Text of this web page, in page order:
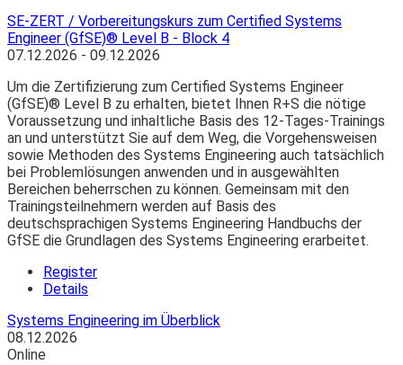
SE-ZERT / Vorbereitungskurs zum Certified Systems
Engineer (GfSE)® Level B - Block 4
07.12.2026 - 09.12.2026
Um die Zertifizierung zum Certified Systems Engineer
(GfSE)® Level B zu erhalten, bietet Ihnen R+S die nötige
Voraussetzung und inhaltliche Basis des 12-Tages-Trainings
an und unterstützt Sie auf dem Weg, die Vorgehensweisen
sowie Methoden des Systems Engineering auch tatsächlich
bei Problemlösungen anwenden und in ausgewählten
Bereichen beherrschen zu können. Gemeinsam mit den
Trainingsteilnehmern werden auf Basis des
deutschsprachigen Systems Engineering Handbuchs der
GfSE die Grundlagen des Systems Engineering erarbeitet.
Register
Details
Systems Engineering im Überblick
08.12.2026
Online